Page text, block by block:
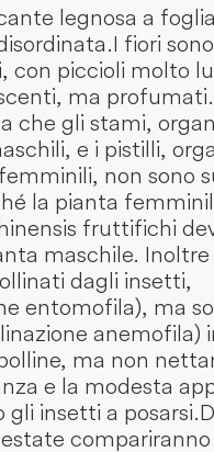
legnosa a
I fiori
con piccioli molto
ma
che gli stami,
e i pistilli,
non sono
la pianta
fruttifichi
maschile. Inoltre
dagli insetti,
entomofila), ma
anemofila)
ma non
e la modesta
gli insetti a